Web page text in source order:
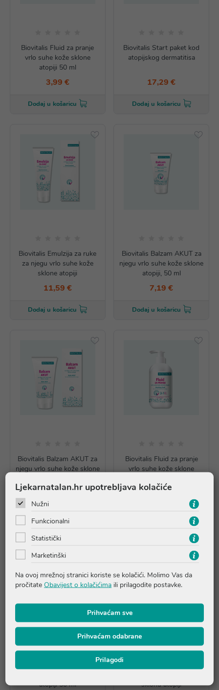
Biovitalis Fluid za pranje
vrlo suhe kože sklone
atopiji 50 ml
3,99 €
Dodaj u košaricu
Biovitalis Start paket kod
atopijskog dermatitisa
17,29 €
Dodaj u košaricu
Biovitalis Emulzija za ruke
za njegu vrlo suhe kože
sklone atopiji
11,59 €
Dodaj u košaricu
Biovitalis Balzam AKUT za
njegu vrlo suhe kože sklone
atopiji, 50 ml
7,19 €
Dodaj u košaricu
Biovitalis Balzam AKUT za
njegu vrlo suhe kože sklone
16,99 €
Biovitalis Fluid za pranje
vrlo suhe kože sklone
11,59 €
Biovitalis Emulzija za njegu
atopiji 50 ml
sklonu atopiji
Ljekarnatalan.hr upotrebljava kolačiće
Nužni
Funkcionalni
Statistički
Marketinški
Na ovoj mrežnoj stranici koriste se kolačići. Molimo Vas da
pročitate Obavijest o kolačićima ili prilagodite postavke.
Prihvaćam sve
Prihvaćam odabrane
Prilagodi